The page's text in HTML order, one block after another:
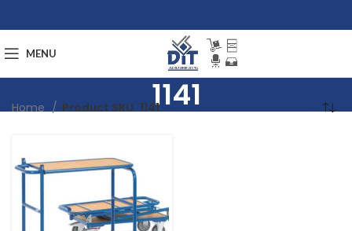
MENU
1141
Home Product SKU 1141